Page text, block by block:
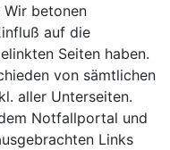
betonen
auf die
Seiten haben.
von sämtlichen
aller Unterseiten.
Notfallportal und
Links